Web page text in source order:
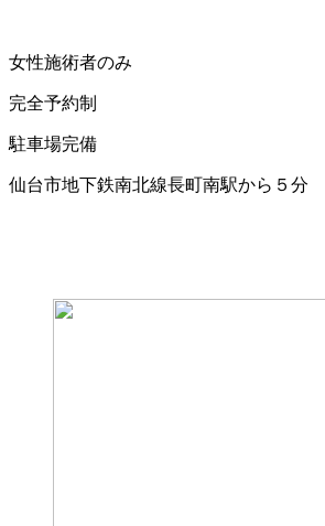
女性施術者のみ
完全予約制
駐車場完備
仙台市地下鉄南北線長町南駅から５分